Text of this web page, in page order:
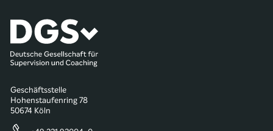
Geschäftsstelle
Hohenstaufenring 78
50674 Köln